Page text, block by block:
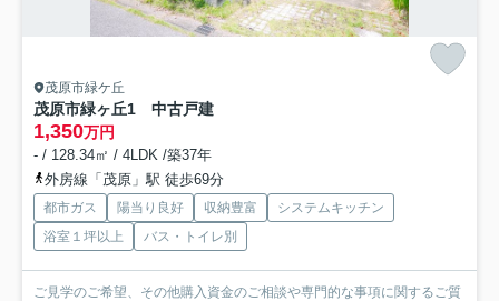
茂原市緑ケ丘
茂原市緑ヶ丘1 中古戸建
1,350万円
- / 128.34㎡ / 4LDK /築37年
外房線「茂原」駅 徒歩69分
都市ガス 陽当り良好 収納豊富
システムキッチン
浴室１坪以上
バス・トイレ別
ご見学のご希望、その他購入資金のご相談や専門的な事項に関するご質